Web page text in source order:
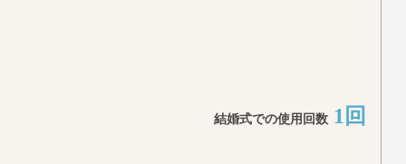
結婚式での使用回数 1回